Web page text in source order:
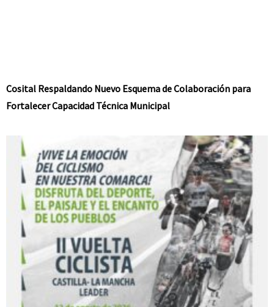
Cosital Respaldando Nuevo Esquema de Colaboración para
Fortalecer Capacidad Técnica Municipal